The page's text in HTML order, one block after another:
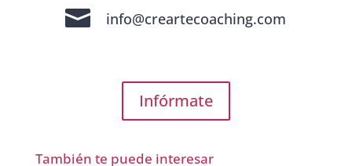
 info@creartecoaching.com
Infórmate
También te puede interesar